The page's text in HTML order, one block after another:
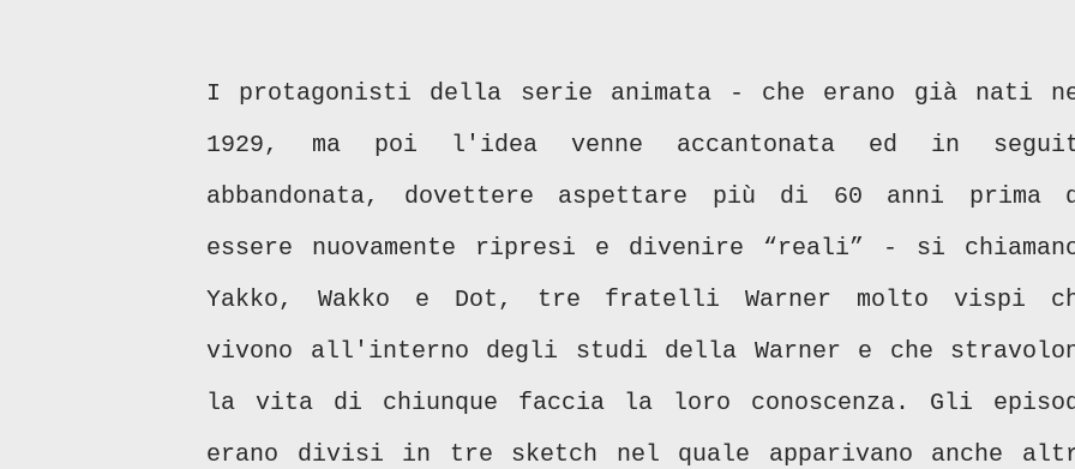
I protagonisti della serie animata - che erano già nati
1929, ma poi l'idea venne accantonata ed in
abbandonata, dovettere aspettare più di 60 anni prima
essere nuovamente ripresi e divenire “reali” - si
Yakko, Wakko e Dot, tre fratelli Warner molto vispi
vivono all'interno degli studi della Warner e che
la vita di chiunque faccia la loro conoscenza. Gli
erano divisi in tre sketch nel quale apparivano anche